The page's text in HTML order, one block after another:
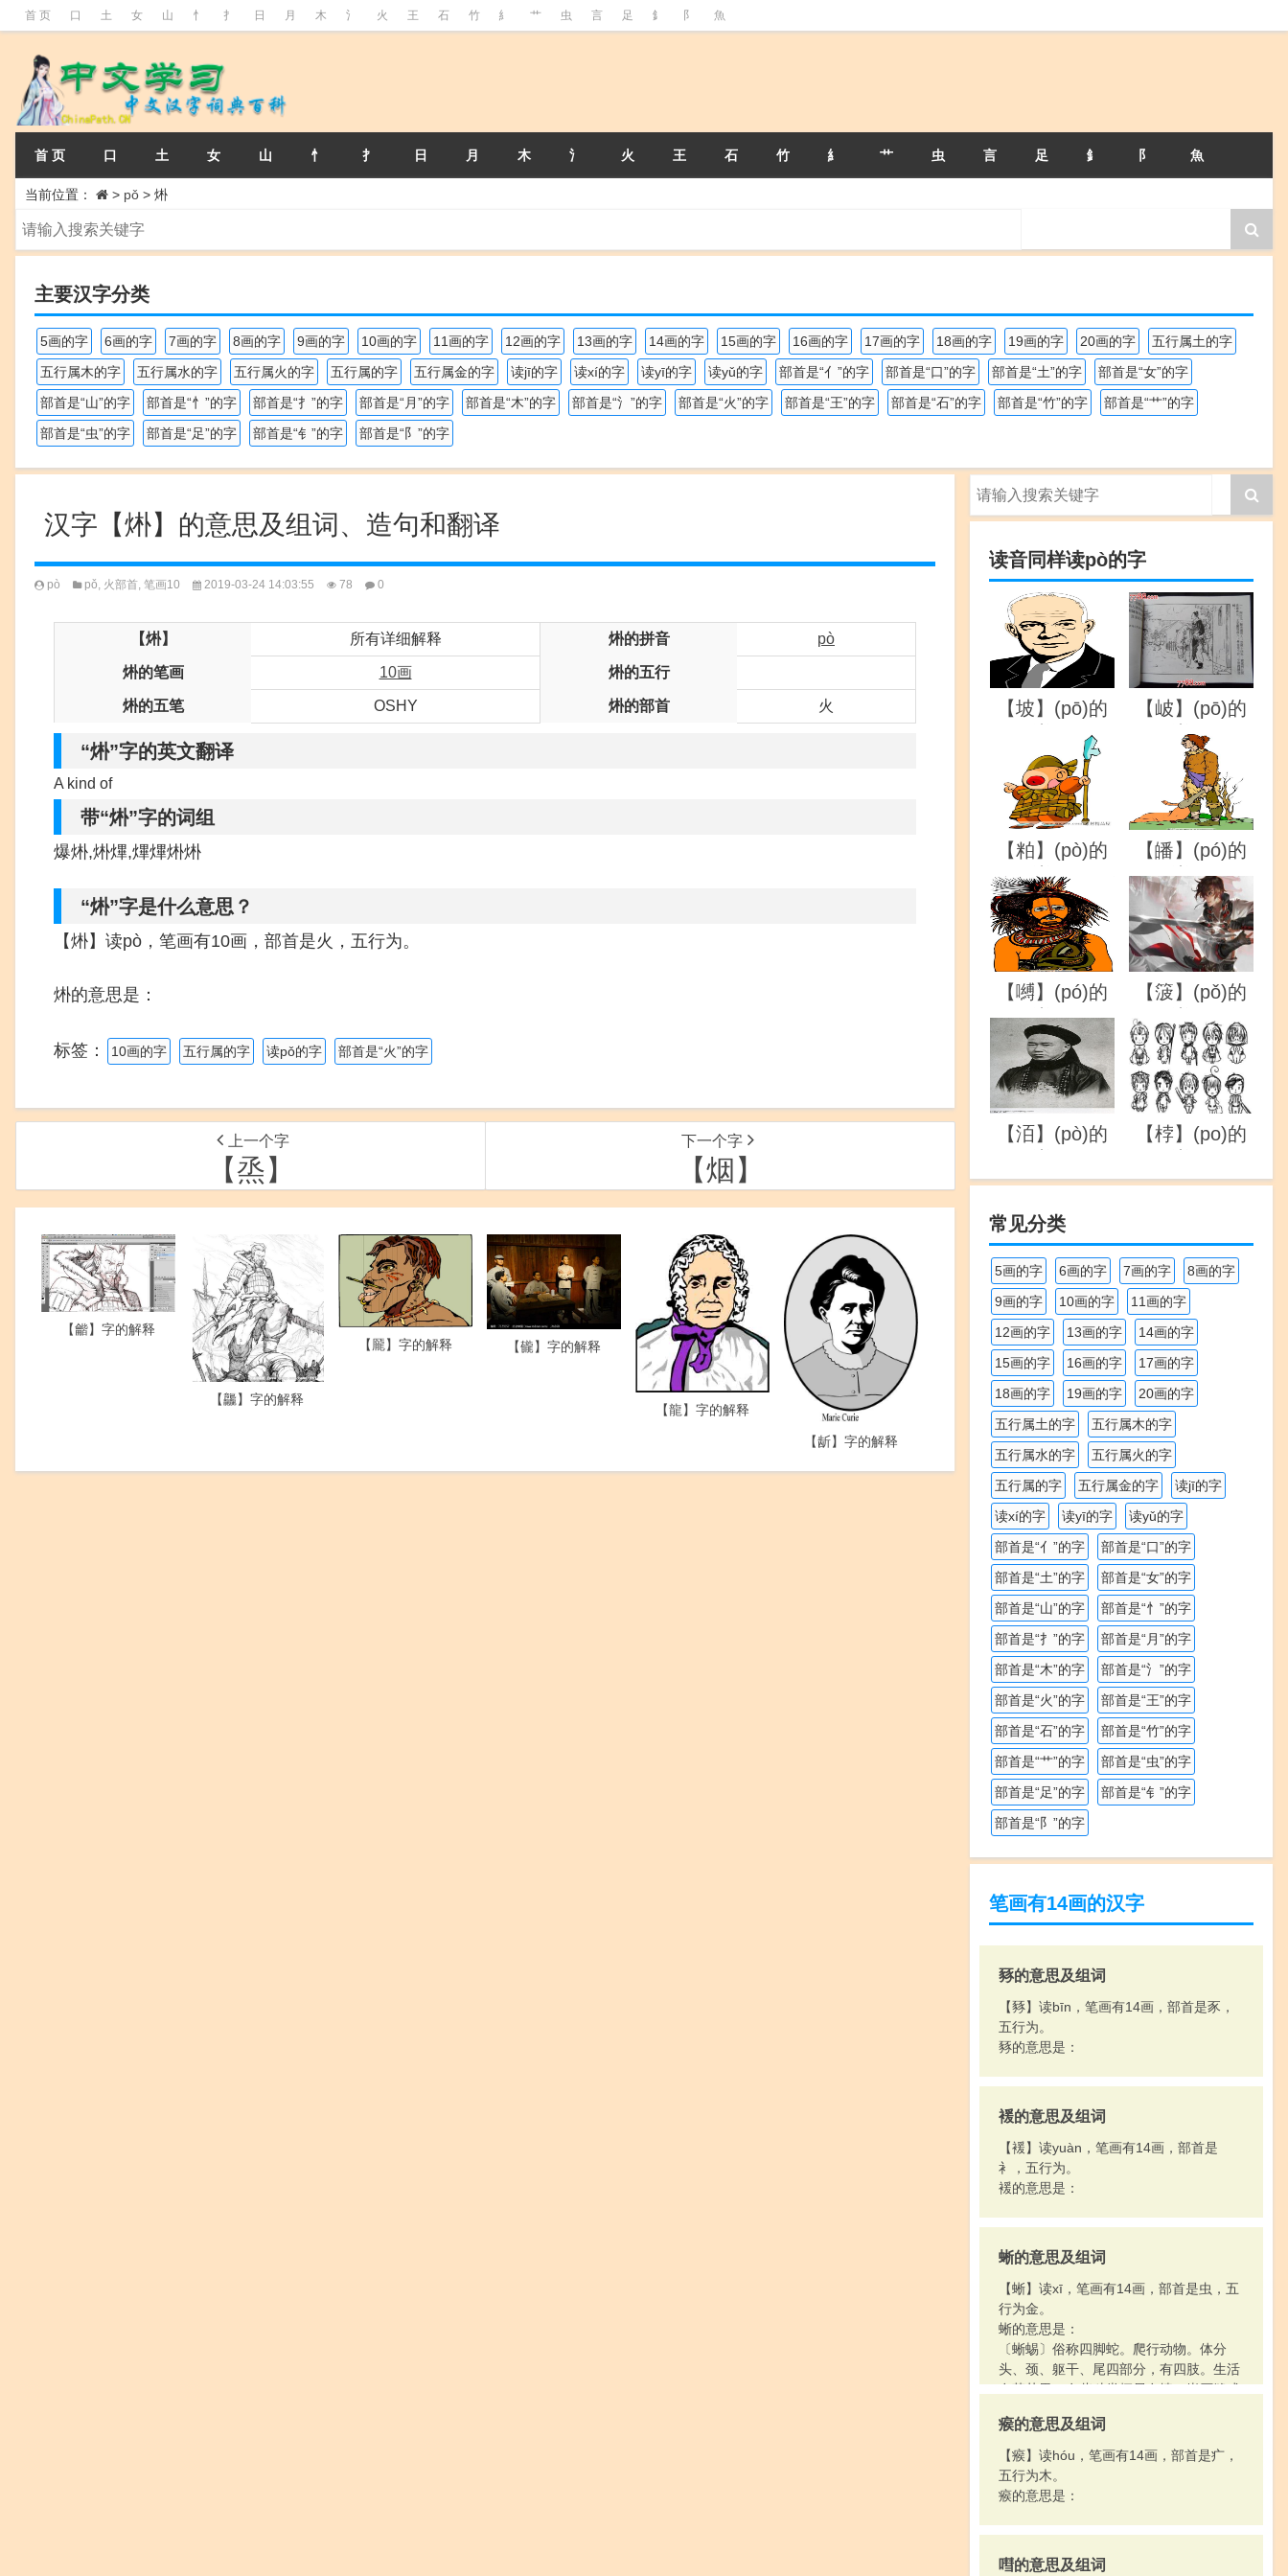
首 页 口 土 女 山 忄 扌 日 月 木 氵 火 王 石 竹 糹 艹 虫 言 足 釒 阝 魚
首 页 口 土 女 山 忄 扌 日 月 木 氵 火 王 石 竹 糹 艹 虫 言 足 釒 阝 魚
当前位置： > pǒ > 烞
主要汉字分类
5画的字 6画的字 7画的字 8画的字 9画的字 10画的字 11画的字 12画的字 13画的字 14画的字 15画的字 16画的字 17画的字 18画的字 19画的字 20画的字
五行属土的字
五行属木的字
五行属水的字 五行属火的字 五行属的字 五行属金的字 读jī的字 读xí的字 读yī的字 读yǔ的字 部首是“亻”的字 部首是“口”的字 部首是“土”的字
部首是“女”的字
部首是“山”的字
部首是“忄”的字 部首是“扌”的字 部首是“月”的字 部首是“木”的字 部首是“氵”的字 部首是“火”的字 部首是“王”的字 部首是“石”的字 部首是“竹”的字
部首是“艹”的字
部首是“虫”的字
部首是“足”的字 部首是“钅”的字 部首是“阝”的字
汉字【烞】的意思及组词、造句和翻译
pò pǒ, 火部首, 笔画10 2019-03-24 14:03:55 78 0
【烞】 所有详细解释 烞的拼音 pò
烞的笔画 10画 烞的五行
烞的五笔 OSHY 烞的部首 火
“烞”字的英文翻译
A kind of
带“烞”字的词组
爆烞,烞熚,熚熚烞烞
“烞”字是什么意思？
【烞】读pò，笔画有10画，部首是火，五行为。
烞的意思是：
标签： 10画的字 五行属的字 读pǒ的字 部首是“火”的字
上一个字
【烝】
下一个字
【烟】
【龤】字的解释
【龘】字的解释
【龎】字的解释 【龓】字的解释
【龍】字的解释
【龂】字的解释
读音同样读pò的字
【坡】(pō)的
【岥】(pō)的
详解
【粕】(pò)的
详解
【皤】(pó)的
详解
【嚩】(pó)的
详解
【箥】(pǒ)的
详解
【洦】(pò)的
【桲】(po)的
常见分类
5画的字 6画的字 7画的字
8画的字
9画的字
10画的字
11画的字
12画的字
13画的字
14画的字
15画的字
16画的字
17画的字
18画的字
19画的字
20画的字
五行属土的字
五行属木的字
五行属水的字
五行属火的字
五行属的字
五行属金的字
读jī的字
读xí的字
读yī的字
读yǔ的字
部首是“亻”的字
部首是“口”的字
部首是“土”的字
部首是“女”的字
部首是“山”的字
部首是“忄”的字
部首是“扌”的字
部首是“月”的字
部首是“木”的字
部首是“氵”的字
部首是“火”的字
部首是“王”的字
部首是“石”的字
部首是“竹”的字
部首是“艹”的字
部首是“虫”的字
部首是“足”的字
部首是“钅”的字
部首是“阝”的字
笔画有14画的汉字
豩的意思及组词
【豩】读bīn，笔画有14画，部首是豕，
五行为。
豩的意思是：
褑的意思及组词
【褑】读yuàn，笔画有14画，部首是
衤，五行为。
褑的意思是：
蜥的意思及组词
【蜥】读xī，笔画有14画，部首是虫，五
行为金。
蜥的意思是：
〔蜥蜴〕俗称四脚蛇。爬行动物。体分
头、颈、躯干、尾四部分，有四肢。生活
在草丛里，有些种类栖居在墙、岩石缝或
瘊的意思及组词
【瘊】读hóu，笔画有14画，部首是疒，
五行为木。
瘊的意思是：
嘒的意思及组词